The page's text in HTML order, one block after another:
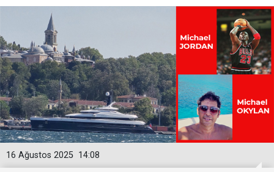
14:08
16 Ağustos 2025